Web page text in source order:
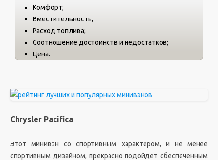
Комфорт;
Вместительность;
Расход топлива;
Соотношение достоинств и недостатков;
Цена.
Chrysler Pacifica
Этот минивэн со спортивным характером, и не менее
спортивным дизайном, прекрасно подойдет обеспеченным